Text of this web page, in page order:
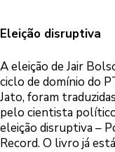
Eleição disruptiva
A eleição de Jair
ciclo de domínio do
Jato, foram
pelo cientista
eleição disruptiva –
Record. O livro já